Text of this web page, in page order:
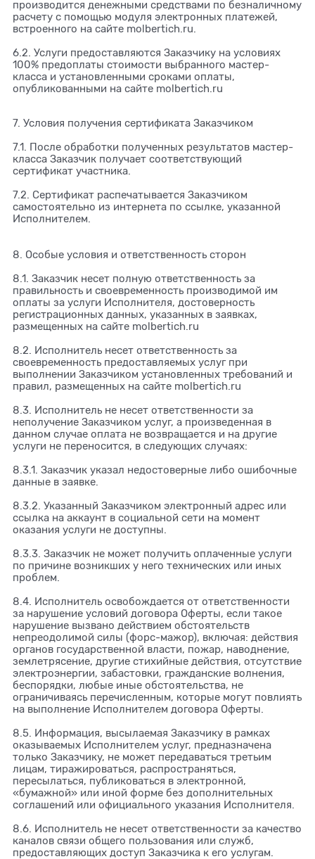
производится денежными средствами по безналичному
расчету с помощью модуля электронных платежей,
встроенного на сайте molbertich.ru.
6.2. Услуги предоставляются Заказчику на условиях
100% предоплаты стоимости выбранного мастер-
класса и установленными сроками оплаты,
опубликованными на сайте molbertich.ru
7. Условия получения сертификата Заказчиком
7.1. После обработки полученных результатов мастер-
класса Заказчик получает соответствующий
сертификат участника.
7.2. Сертификат распечатывается Заказчиком
самостоятельно из интернета по ссылке, указанной
Исполнителем.
8. Особые условия и ответственность сторон
8.1. Заказчик несет полную ответственность за
правильность и своевременность производимой им
оплаты за услуги Исполнителя, достоверность
регистрационных данных, указанных в заявках,
размещенных на сайте molbertich.ru
8.2. Исполнитель несет ответственность за
своевременность предоставляемых услуг при
выполнении Заказчиком установленных требований и
правил, размещенных на сайте molbertich.ru
8.3. Исполнитель не несет ответственности за
неполучение Заказчиком услуг, а произведенная в
данном случае оплата не возвращается и на другие
услуги не переносится, в следующих случаях:
8.3.1. Заказчик указал недостоверные либо ошибочные
данные в заявке.
8.3.2. Указанный Заказчиком электронный адрес или
ссылка на аккаунт в социальной сети на момент
оказания услуги не доступны.
8.3.3. Заказчик не может получить оплаченные услуги
по причине возникших у него технических или иных
проблем.
8.4. Исполнитель освобождается от ответственности
за нарушение условий договора Оферты, если такое
нарушение вызвано действием обстоятельств
непреодолимой силы (форс-мажор), включая: действия
органов государственной власти, пожар, наводнение,
землетрясение, другие стихийные действия, отсутствие
электроэнергии, забастовки, гражданские волнения,
беспорядки, любые иные обстоятельства, не
ограничиваясь перечисленным, которые могут повлиять
на выполнение Исполнителем договора Оферты.
8.5. Информация, высылаемая Заказчику в рамках
оказываемых Исполнителем услуг, предназначена
только Заказчику, не может передаваться третьим
лицам, тиражироваться, распространяться,
пересылаться, публиковаться в электронной,
«бумажной» или иной форме без дополнительных
соглашений или официального указания Исполнителя.
8.6. Исполнитель не несет ответственности за качество
каналов связи общего пользования или служб,
предоставляющих доступ Заказчика к его услугам.